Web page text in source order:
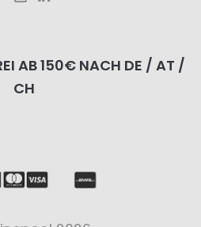
AB 150€ NACH DE / AT /
CH